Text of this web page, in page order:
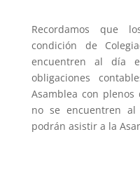
Recordamos que
condición de
encuentren al día
obligaciones
Asamblea con plenos
no se encuentren al
podrán asistir a la